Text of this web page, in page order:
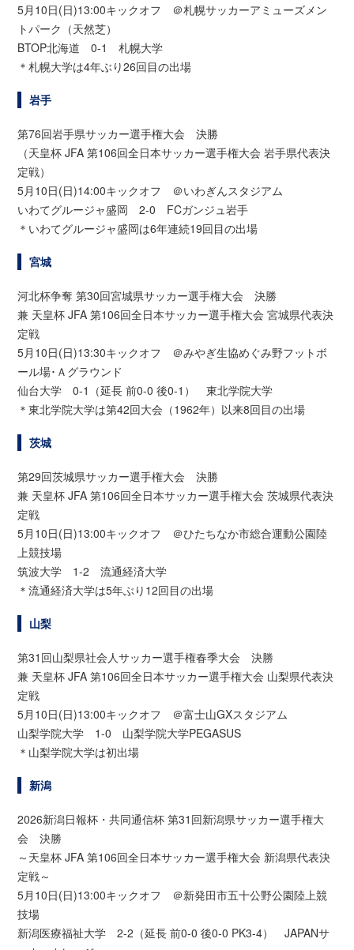
5月10日(日)13:00キックオフ ＠札幌サッカーアミューズメン
トパーク（天然芝）
BTOP北海道 0-1 札幌大学
＊札幌大学は4年ぶり26回目の出場
岩手
第76回岩手県サッカー選手権大会 決勝
（天皇杯 JFA 第106回全日本サッカー選手権大会 岩手県代表決
定戦）
5月10日(日)14:00キックオフ ＠いわぎんスタジアム
いわてグルージャ盛岡 2-0 FCガンジュ岩手
＊いわてグルージャ盛岡は6年連続19回目の出場
宮城
河北杯争奪 第30回宮城県サッカー選手権大会 決勝
兼 天皇杯 JFA 第106回全日本サッカー選手権大会 宮城県代表決
定戦
5月10日(日)13:30キックオフ ＠みやぎ生協めぐみ野フットボ
ール場･Ａグラウンド
仙台大学 0-1（延長 前0-0 後0-1） 東北学院大学
＊東北学院大学は第42回大会（1962年）以来8回目の出場
茨城
第29回茨城県サッカー選手権大会 決勝
兼 天皇杯 JFA 第106回全日本サッカー選手権大会 茨城県代表決
定戦
5月10日(日)13:00キックオフ ＠ひたちなか市総合運動公園陸
上競技場
筑波大学 1-2 流通経済大学
＊流通経済大学は5年ぶり12回目の出場
山梨
第31回山梨県社会人サッカー選手権春季大会 決勝
兼 天皇杯 JFA 第106回全日本サッカー選手権大会 山梨県代表決
定戦
5月10日(日)13:00キックオフ ＠富士山GXスタジアム
山梨学院大学 1-0 山梨学院大学PEGASUS
＊山梨学院大学は初出場
新潟
2026新潟日報杯・共同通信杯 第31回新潟県サッカー選手権大
会 決勝
～天皇杯 JFA 第106回全日本サッカー選手権大会 新潟県代表決
定戦～
5月10日(日)13:00キックオフ ＠新発田市五十公野公園陸上競
技場
新潟医療福祉大学 2-2（延長 前0-0 後0-0 PK3-4） JAPANサ